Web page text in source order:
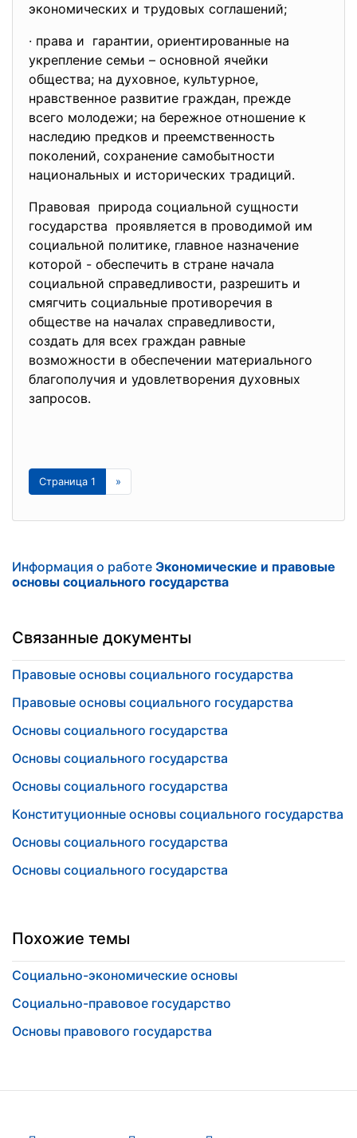
экономических и трудовых соглашений;
· права и гарантии, ориентированные на
укрепление семьи – основной ячейки
общества; на духовное, культурное,
нравственное развитие граждан, прежде
всего молодежи; на бережное отношение к
наследию предков и преемственность
поколений, сохранение самобытности
национальных и исторических традиций.
Правовая природа социальной сущности
государства проявляется в проводимой им
социальной политике, главное назначение
которой - обеспечить в стране начала
социальной справедливости, разрешить и
смягчить социальные противоречия в
обществе на началах справедливости,
создать для всех граждан равные
возможности в обеспечении материального
благополучия и удовлетворения духовных
запросов.
Страница 1 »
Информация о работе Экономические и правовые
основы социального государства
Связанные документы
Правовые основы социального государства
Правовые основы социального государства
Основы социального государства
Основы социального государства
Основы социального государства
Конституционные основы социального государства
Основы социального государства
Основы социального государства
Похожие темы
Социально-экономические основы
Социально-правовое государство
Основы правового государства